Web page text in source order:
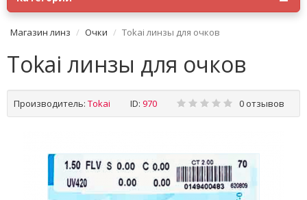
Магазин линз Очки Tokai линзы для очков
Tokai линзы для очков
Производитель: Tokai ID: 970 0 отзывов